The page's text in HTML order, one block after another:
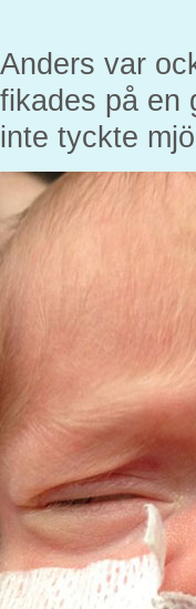
Anders var
fikades på en
inte tyckte